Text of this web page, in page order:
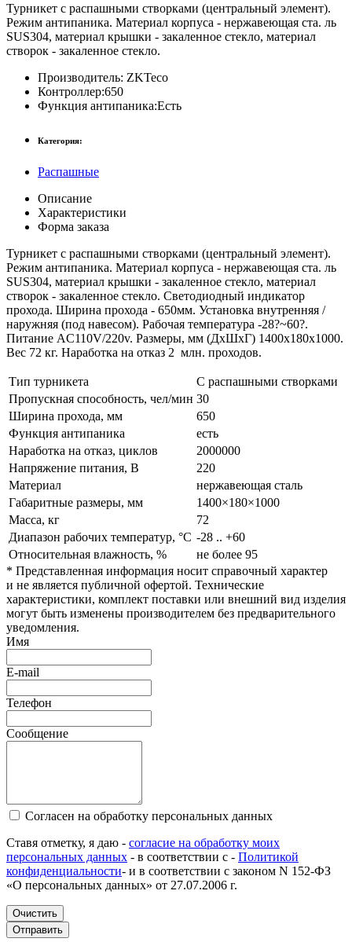
Турникет с распашными створками (центральный элемент).
Режим антипаника. Материал корпуса - нержавеющая ста. ль
SUS304, материал крышки - закаленное стекло, материал
створок - закаленное стекло.
Производитель: ZKTeco
Контроллер:650
Функция антипаника:Есть
Категория:
Распашные
Описание
Характеристики
Форма заказа
Турникет с распашными створками (центральный элемент).
Режим антипаника. Материал корпуса - нержавеющая ста. ль
SUS304, материал крышки - закаленное стекло, материал
створок - закаленное стекло. Светодиодный индикатор
прохода. Ширина прохода - 650мм. Установка внутренняя /
наружняя (под навесом). Рабочая температура -28?~60?.
Питание AC110V/220v. Размеры, мм (ДхШхГ) 1400х180х1000.
Вес 72 кг. Наработка на отказ 2 млн. проходов.
Тип турникета
С распашными створками
Пропускная способность, чел/мин 30
Ширина прохода, мм
650
Функция антипаника
есть
Наработка на отказ, циклов
2000000
Напряжение питания, В
220
Материал
нержавеющая сталь
Габаритные размеры, мм
1400×180×1000
Масса, кг
72
Диапазон рабочих температур, °C -28 .. +60
Относительная влажность, %
не более 95
* Представленная информация носит справочный характер
и не является публичной офертой. Технические
характеристики, комплект поставки или внешний вид изделия
могут быть изменены производителем без предварительного
уведомления.
Имя
E-mail
Телефон
Сообщение
Согласен на обработку персональных данных
Ставя отметку, я даю - согласие на обработку моих
персональных данных - в соответствии с - Политикой
конфиденциальности- и в соответствии с законом N 152-ФЗ
«О персональных данных» от 27.07.2006 г.
Очистить
Отправить